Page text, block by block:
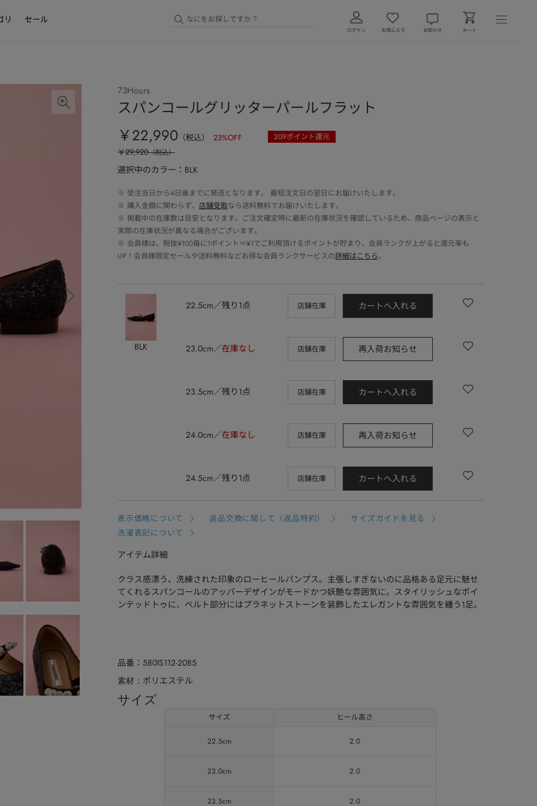
リ セール
73Hours
スパンコールグリッターパールフラット
￥22,990 （税込） 23%OFF 209ポイント還元
￥29,920（税込）
選択中のカラー：BLK
※ 受注当日から4日後までに発送となります。 最短注文日の翌日にお届けいたします。
※ 購入金額に関わらず、 店舗受取なら送料無料でお届けいたします。
※ 掲載中の在庫数は目安となります。ご注文確定時に最新の在庫状況を確認しているため、商品ページの表示と
実際の在庫状況が異なる場合がございます。
※ 会員様は、税抜¥100毎に1ポイント＝¥1でご利用頂けるポイントが貯まり、会員ランクが上がると還元率も
UP！会員様限定セールや送料無料などお得な会員ランクサービスの詳細はこちら。
BLK
22.5cm 残り1点 店舗在庫 カートへ入れる
23.0cm 在庫なし 店舗在庫 再入荷お知らせ
23.5cm 残り1点 店舗在庫 カートへ入れる
24.0cm 在庫なし 店舗在庫 再入荷お知らせ
24.5cm 残り1点 店舗在庫 カートへ入れる
表示価格について 返品交換に関して（返品特約）
サイズガイドを見る
洗濯表記について
アイテム詳細
クラス感漂う、洗練された印象のローヒールパンプス。主張しすぎないのに品格ある足元に魅せ
てくれるスパンコールのアッパーデザインがモードかつ妖艶な雰囲気に。スタイリッシュなポイ
ンテッドトゥに、ベルト部分にはプラネットストーンを装飾したエレガントな雰囲気を纏う1足。
品番 580IS112-2085
素材 ポリエステル
サイズ
サイズ ヒール高さ
22.5cm 2.0
23.0cm 2.0
23.5cm 2.0